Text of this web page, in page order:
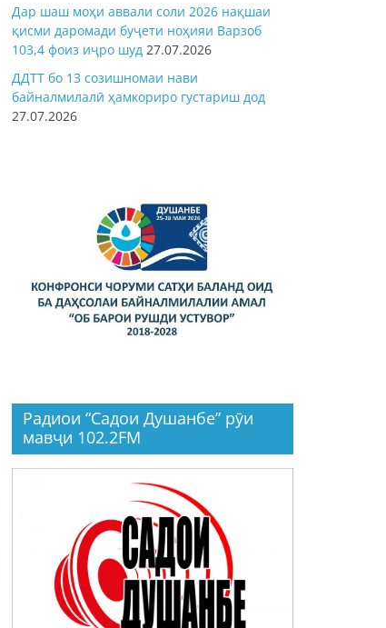
Дар шаш моҳи аввали соли 2026 нақшаи
қисми даромади буҷети ноҳияи Варзоб
103,4 фоиз иҷро шуд 27.07.2026
ДДТТ бо 13 созишномаи нави
байналмилалӣ ҳамкориро густариш дод
27.07.2026
Радиои “Садои Душанбе” рӯи
мавҷи 102.2FM